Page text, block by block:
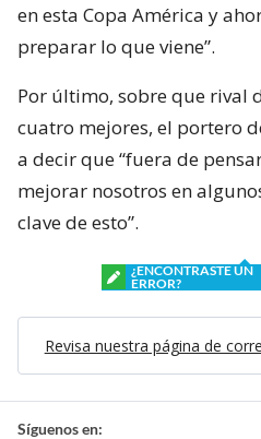
en esta Copa América y
preparar lo que viene”.
Por último, sobre que rival
cuatro mejores, el portero
a decir que “fuera de
mejorar nosotros en
clave de esto”.
¿ENCONTRASTE UN
ERROR?
Revisa nuestra página de
Síguenos en: